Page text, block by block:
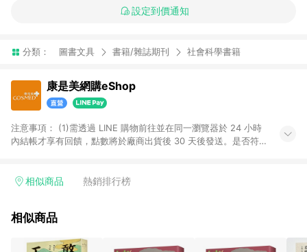
設定到價通知
分類： 圖書文具 書籍/雜誌期刊 社會科學書籍
康是美網購eShop
注意事項：​ (1)需透過 LINE 購物前往並在同一瀏覽器於 24 小時
內結帳才享有回饋，點數將於廠商出貨後 30 天後發送。​是否符
黃金鑽飾/精品相關/3C數位(含周邊)/家電視聽/運動戶外/母嬰用
饋%」，將於訂單成立後由「LINE購物通知」之官方帳號訊息通
依LINE購物網站訂單成立通知為準。​​ (5)LINE購物設有「單一商
相似商品 熱銷排行榜
相似商品